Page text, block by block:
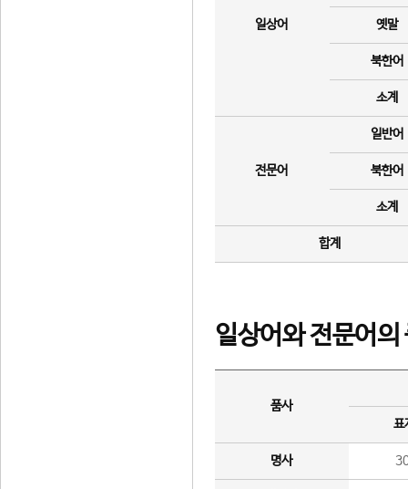
일상어 옛말
북한어
소계
전문어
일반어
북한어
소계
합계
일상어와 전문어의
품사
표
명사